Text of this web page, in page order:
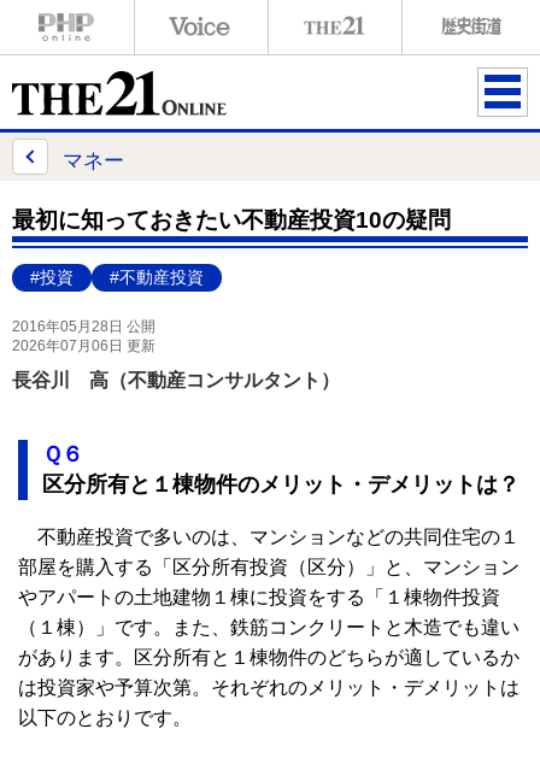
ME
マネー
最初に知っておきたい不動産投資10の疑問
#投資 #不動産投資
2016年05月28日 公開
2026年07月06日 更新
長谷川 高（不動産コンサルタント）
Ｑ６
区分所有と１棟物件のメリット・デメリットは？
不動産投資で多いのは、マンションなどの共同住宅の１
部屋を購入する「区分所有投資（区分）」と、マンション
やアパートの土地建物１棟に投資をする「１棟物件投資
（１棟）」です。また、鉄筋コンクリートと木造でも違い
があります。区分所有と１棟物件のどちらが適しているか
は投資家や予算次第。それぞれのメリット・デメリットは
以下のとおりです。